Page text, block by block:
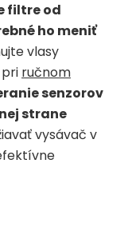
filtre od
ho meniť
vlasy
ručnom
senzorov
strane
vysávač v